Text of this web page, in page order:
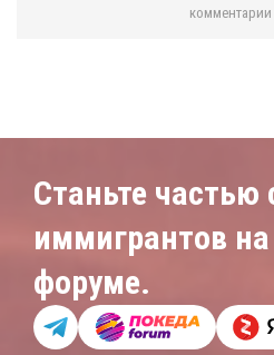
комментарии
Станьте частью
иммигрантов
форуме.